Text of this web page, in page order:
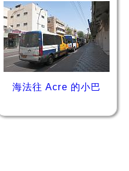
海法往 Acre 的小巴